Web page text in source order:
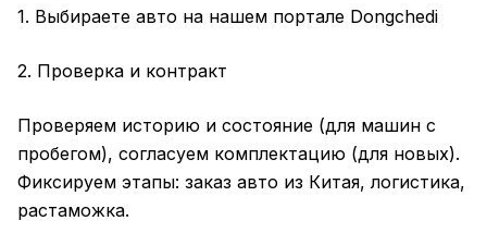
1. Выбираете авто на нашем портале Dongchedi
2. Проверка и контракт
Проверяем историю и состояние (для машин с
пробегом), согласуем комплектацию (для новых).
Фиксируем этапы: заказ авто из Китая, логистика,
растаможка.